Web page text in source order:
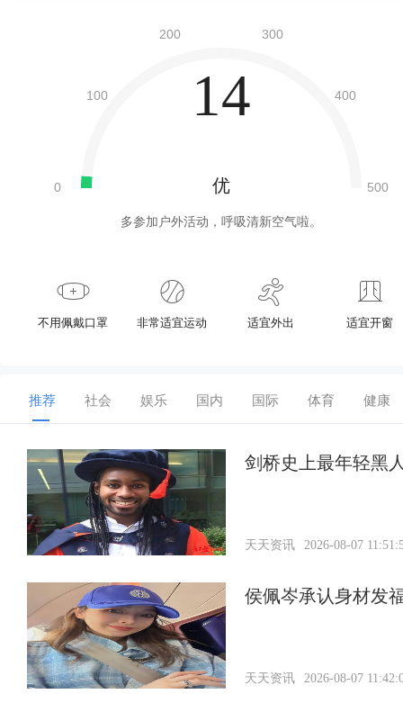
14
优
多参加户外活动，呼吸清新空气啦。
不用佩戴口罩 非常适宜运动 适宜外出 适宜开窗
推荐 社会 娱乐 国内 国际 体育 健康
剑桥史上最年轻黑
天天资讯 2026-08-07
侯佩岑承认身材发
天天资讯 2026-08-07